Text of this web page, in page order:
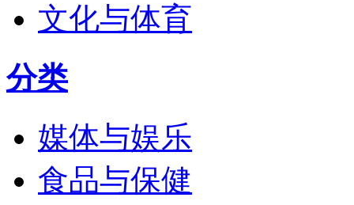
文化与体育
分类
媒体与娱乐
食品与保健